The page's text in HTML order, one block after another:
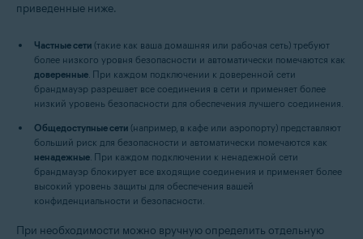
приведенные ниже.
Частные сети (такие как ваша домашняя или рабочая сеть) требуют
более низкого уровня безопасности и автоматически помечаются как
доверенные. При каждом подключении к доверенной сети
брандмауэр разрешает все соединения в сети и применяет более
низкий уровень безопасности для обеспечения лучшего соединения.
Общедоступные сети (например, в кафе или аэропорту) представляют
больший риск для безопасности и автоматически помечаются как
ненадежные. При каждом подключении к ненадежной сети
брандмауэр блокирует все входящие соединения и применяет более
высокий уровень защиты для обеспечения вашей
конфиденциальности и безопасности.
При необходимости можно вручную определить отдельную